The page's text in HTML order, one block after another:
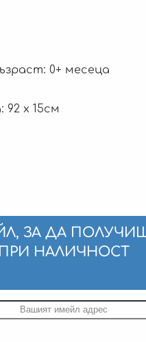
0+ месеца
х 15см
ЗА ДА
ПРИ НАЛИЧНОСТ